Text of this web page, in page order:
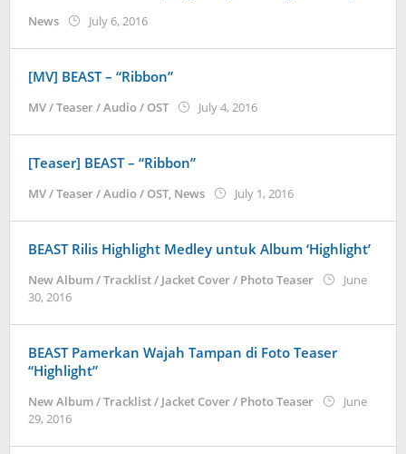
News July 6, 2016by
[MV] BEAST – “Ribbon”
MV / Teaser / Audio / OST July 4, 2016by
[Teaser] BEAST – “Ribbon”
MV / Teaser / Audio / OST, News July 1, 2016by
BEAST Rilis Highlight Medley untuk Album ‘Highlight’
New Album / Tracklist / Jacket Cover / Photo Teaser
June
30, 2016by
BEAST Pamerkan Wajah Tampan di Foto Teaser
“Highlight”
New Album / Tracklist / Jacket Cover / Photo Teaser
June
29, 2016by